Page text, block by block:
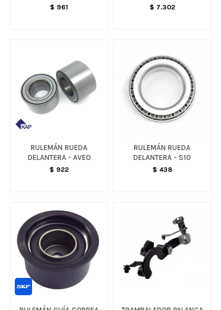
COLORADO
$ 961
- ONIX / PRISMA
$ 7.302
RULEMÁN RUEDA
DELANTERA - AVEO
$ 922
RULEMÁN RUEDA
DELANTERA - S10
$ 438